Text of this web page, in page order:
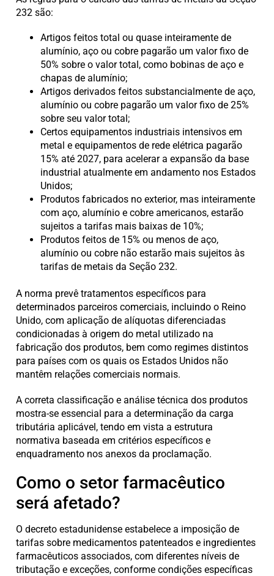
232 são:
Artigos feitos total ou quase inteiramente de
alumínio, aço ou cobre pagarão um valor fixo de
50% sobre o valor total, como bobinas de aço e
chapas de alumínio;
Artigos derivados feitos substancialmente de aço,
alumínio ou cobre pagarão um valor fixo de 25%
sobre seu valor total;
Certos equipamentos industriais intensivos em
metal e equipamentos de rede elétrica pagarão
15% até 2027, para acelerar a expansão da base
industrial atualmente em andamento nos Estados
Unidos;
Produtos fabricados no exterior, mas inteiramente
com aço, alumínio e cobre americanos, estarão
sujeitos a tarifas mais baixas de 10%;
Produtos feitos de 15% ou menos de aço,
alumínio ou cobre não estarão mais sujeitos às
tarifas de metais da Seção 232.
A norma prevê tratamentos específicos para
determinados parceiros comerciais, incluindo o Reino
Unido, com aplicação de alíquotas diferenciadas
condicionadas à origem do metal utilizado na
fabricação dos produtos, bem como regimes distintos
para países com os quais os Estados Unidos não
mantêm relações comerciais normais.
A correta classificação e análise técnica dos produtos
mostra-se essencial para a determinação da carga
tributária aplicável, tendo em vista a estrutura
normativa baseada em critérios específicos e
enquadramento nos anexos da proclamação.
Como o setor farmacêutico
será afetado?
O decreto estadunidense estabelece a imposição de
tarifas sobre medicamentos patenteados e ingredientes
farmacêuticos associados, com diferentes níveis de
tributação e exceções, conforme condições específicas